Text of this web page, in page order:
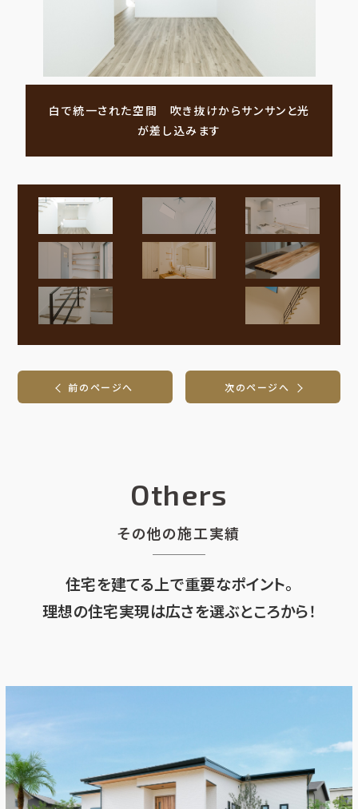
白で統一された空間 吹き抜けからサンサンと光
が差し込みます
前のページへ 次のページへ
Others
その他の施工実績
住宅を建てる上で重要なポイント。
理想の住宅実現は広さを選ぶところから！
ナチュラル